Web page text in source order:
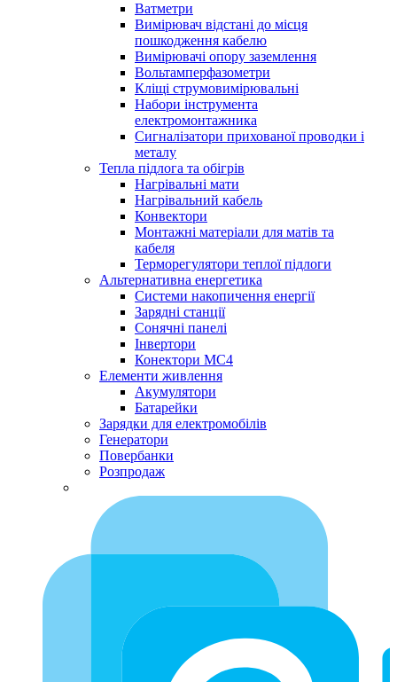
Ватметри
Вимірювач відстані до місця
пошкодження кабелю
Вимірювачі опору заземлення
Вольтамперфазометри
Кліщі струмовимірювальні
Набори інструмента
електромонтажника
Сигналізатори прихованої проводки і
металу
Тепла підлога та обігрів
Нагрівальні мати
Нагрівальний кабель
Конвектори
Монтажні матеріали для матів та
кабеля
Терморегулятори теплої підлоги
Альтернативна енергетика
Системи накопичення енергії
Зарядні станції
Сонячні панелі
Інвертори
Конектори МС4
Елементи живлення
Акумулятори
Батарейки
Зарядки для електромобілів
Генератори
Повербанки
Розпродаж